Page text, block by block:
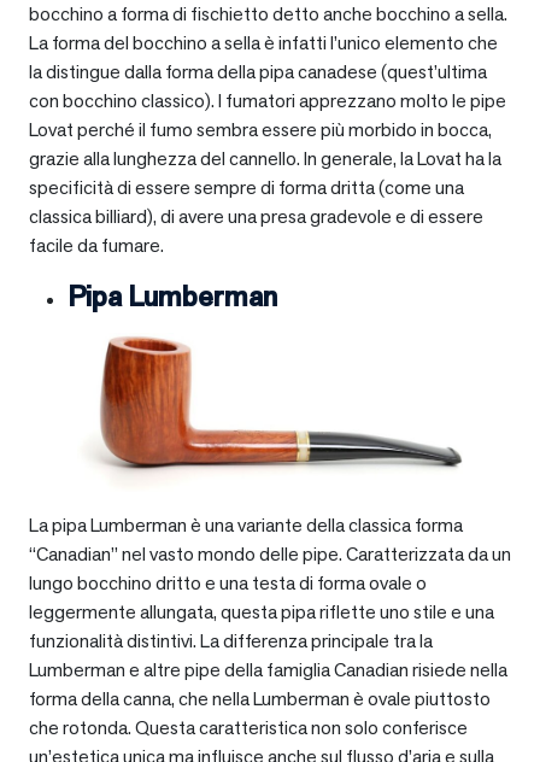
bocchino a forma di fischietto detto anche bocchino a sella.
La forma del bocchino a sella è infatti l’unico elemento che
la distingue dalla forma della pipa canadese (quest’ultima
con bocchino classico). I fumatori apprezzano molto le pipe
Lovat perché il fumo sembra essere più morbido in bocca,
grazie alla lunghezza del cannello. In generale, la Lovat ha la
specificità di essere sempre di forma dritta (come una
classica billiard), di avere una presa gradevole e di essere
facile da fumare.
Pipa Lumberman
La pipa Lumberman è una variante della classica forma
“Canadian” nel vasto mondo delle pipe. Caratterizzata da un
lungo bocchino dritto e una testa di forma ovale o
leggermente allungata, questa pipa riflette uno stile e una
funzionalità distintivi. La differenza principale tra la
Lumberman e altre pipe della famiglia Canadian risiede nella
forma della canna, che nella Lumberman è ovale piuttosto
che rotonda. Questa caratteristica non solo conferisce
un’estetica unica ma influisce anche sul flusso d’aria e sulla